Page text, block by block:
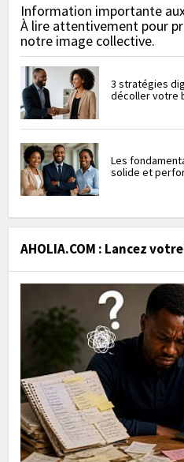
Information importante
À lire attentivement pour
notre image collective.
3 stratégies
décoller votre
Les
solide et
AHOLIA.COM : Lancez